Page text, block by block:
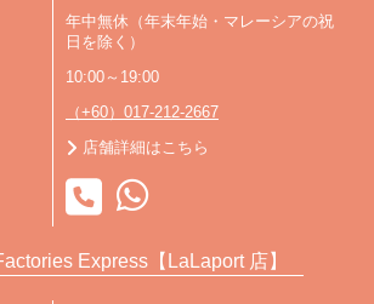
年中無休（年末年始・マレーシアの祝
日を除く）
10:00～19:00
（+60）017-212-2667
店舗詳細はこちら
Express【LaLaport 店】